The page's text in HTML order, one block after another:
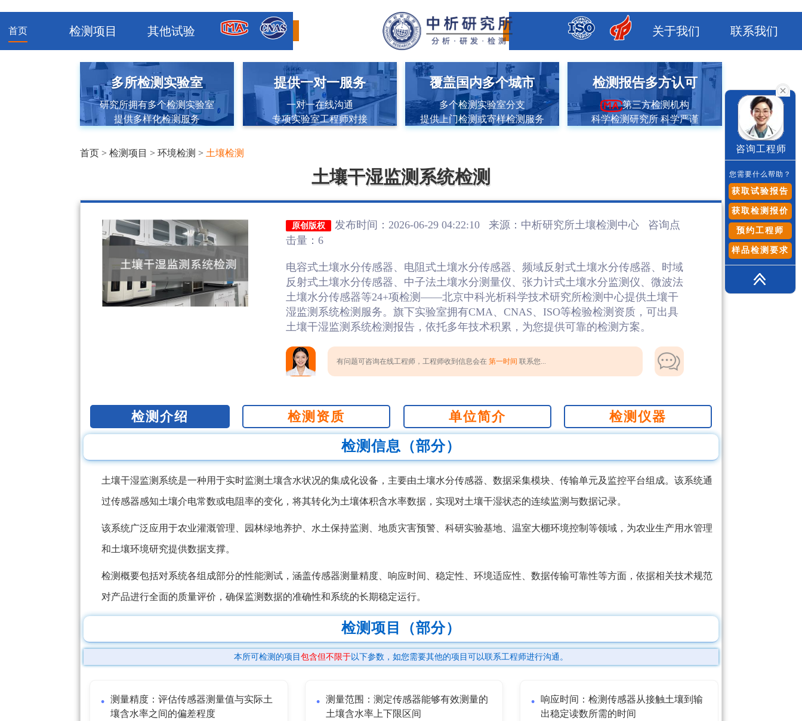
首页 检测项目 其他试验 关于我们 联系我们
多所检测实验室
研究所拥有多个检测实验室
提供多样化检测服务
提供一对一服务
一对一在线沟通
专项实验室工程师对接
覆盖国内多个城市
多个检测实验室分支
提供上门检测或寄样检测服务
检测报告多方认可
第三方检测机构
科学检测研究所 科学严谨
首页 >检测项目 >环境检测 > 土壤检测
土壤干湿监测系统检测
原创版权 发布时间：2026-06-29 04:22:10 来源： 中析研究所土壤检测 中心 咨询点
击量：6
电容式土壤水分传感器、电阻式土壤水分传感器、频域反射式土壤水分传感器、时域
反射式土壤水分传感器、中子法土壤水分测量仪、张力计式土壤水分监测仪、微波法
土壤水分传感器等24+项检测——北京中科光析科学技术研究所检测中心提供土壤干
湿监测系统检测服务。旗下实验室拥有CMA、CNAS、ISO等检验检测资质，可出具
土壤干湿监测系统检测报告，依托多年技术积累，为您提供可靠的检测方案。
有问题可咨询在线工程师，工程师收到信息会在 第一时间 联系您...
检测介绍 检测资质 单位简介 检测仪器
检测信息（部分）
土壤干湿监测系统是一种用于实时监测土壤含水状况的集成化设备，主要由土壤水分传感器、数据采集模块、传输单元及监控平台组成。该系统通
过传感器感知土壤介电常数或电阻率的变化，将其转化为土壤体积含水率数据，实现对土壤干湿状态的连续监测与数据记录。
该系统广泛应用于农业灌溉管理、园林绿地养护、水土保持监测、地质灾害预警、科研实验基地、温室大棚环境控制等领域，为农业生产用水管理
和土壤环境研究提供数据支撑。
检测概要包括对系统各组成部分的性能测试，涵盖传感器测量精度、响应时间、稳定性、环境适应性、数据传输可靠性等方面，依据相关技术规范
对产品进行全面的质量评价，确保监测数据的准确性和系统的长期稳定运行。
检测项目（部分）
本所可检测的项目 包含但不限于以下参数，如您需要其他的项目可以联系工程师进行沟通。
测量精度：评估传感器测量值与实际土
壤含水率之间的偏差程度
测量范围：测定传感器能够有效测量的
土壤含水率上下限区间
响应时间：检测传感器从接触土壤到输
出稳定读数所需的时间
咨询工程师
您需要什么帮助？
获取试验报告
获取检测报价
预约工程师
样品检测要求